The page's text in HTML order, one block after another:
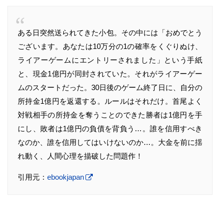
ある日突然送られてきた小包。その中には「おめでとう
ございます。あなたは10万分の1の確率をくぐりぬけ、
ライアーゲームにエントリーされました」という手紙
と、現金1億円が同封されていた。それがライアーゲー
ムのスタートだった。30日後のゲーム終了日に、自分の
所持金1億円を返還する。ルールはそれだけ。首尾よく
対戦相手の所持金を奪うことのできた勝者は1億円を手
にし、敗者は1億円の負債を背負う…。誰を信用すべき
なのか、誰を信用してはいけないのか…。大金を前に揺
れ動く、人間心理を描破した問題作！
引用元： ebookjapan